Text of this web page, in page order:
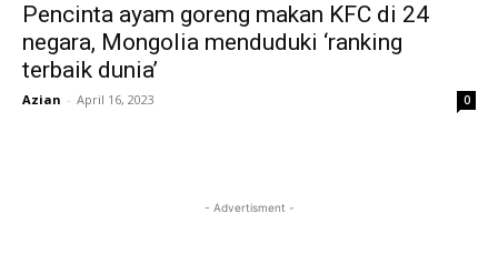
Pencinta ayam goreng makan KFC di 24
negara, Mongolia menduduki ‘ranking
terbaik dunia’
Azian - April 16, 2023 0
- Advertisment -